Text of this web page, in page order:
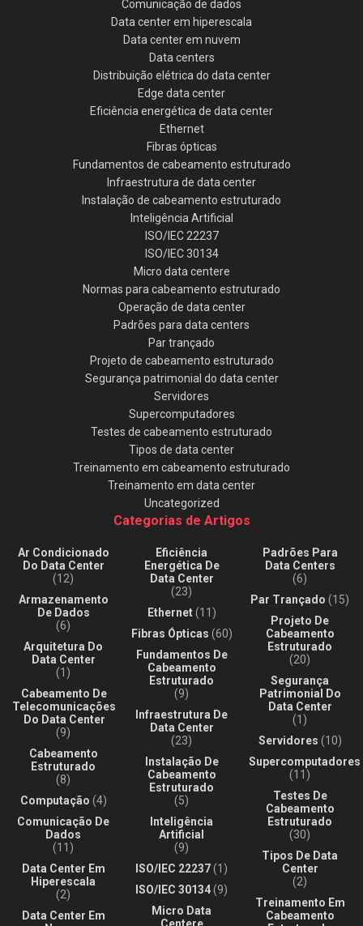
Comunicação de dados
Data center em hiperescala
Data center em nuvem
Data centers
Distribuição elétrica do data center
Edge data center
Eficiência energética de data center
Ethernet
Fibras ópticas
Fundamentos de cabeamento estruturado
Infraestrutura de data center
Instalação de cabeamento estruturado
Inteligência Artificial
ISO/IEC 22237
ISO/IEC 30134
Micro data centere
Normas para cabeamento estruturado
Operação de data center
Padrões para data centers
Par trançado
Projeto de cabeamento estruturado
Segurança patrimonial do data center
Servidores
Supercomputadores
Testes de cabeamento estruturado
Tipos de data center
Treinamento em cabeamento estruturado
Treinamento em data center
Uncategorized
Categorias de Artigos
Ar Condicionado
Do Data Center
(12)
Armazenamento
De Dados
(6)
Arquitetura Do
Data Center
(1)
Cabeamento De
Telecomunicações
Do Data Center
(9)
Cabeamento
Estruturado
(8)
Computação (4)
Comunicação De
Dados
(11)
Data Center Em
Hiperescala
(2)
Data Center Em
Eficiência
Energética De
Data Center
(23)
Ethernet(11)
Fibras Ópticas (60)
Fundamentos De
Cabeamento
Estruturado
(9)
Infraestrutura De
Data Center
(23)
Instalação De
Cabeamento
Estruturado
(5)
Inteligência
Artificial
(9)
ISO/IEC 22237(1)
ISO/IEC 30134(9)
Micro Data
Padrões Para
Data Centers
(6)
Par Trançado (15)
Projeto De
Cabeamento
Estruturado
(20)
Segurança
Patrimonial Do
Data Center
(1)
Servidores (10)
Supercomputadores
(11)
Testes De
Cabeamento
Estruturado
(30)
Tipos De Data
Center
(2)
Treinamento Em
Cabeamento